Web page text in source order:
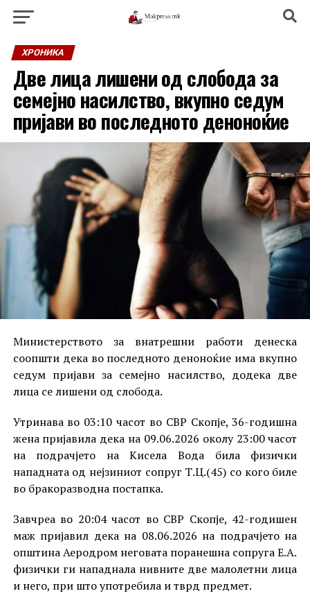
ХРОНИКА
Две лица лишени од слобода за
семејно насилство, вкупно седум
пријави во последното деноноќие
Министерството за внатрешни работи денеска
соопшти дека во последното деноноќие има вкупно
седум пријави за семејно насилство, додека две
лица се лишени од слобода.
Утринава во 03:10 часот во СВР Скопје, 36-годишна
жена пријавила дека на 09.06.2026 околу 23:00 часот
на подрачјето на Кисела Вода била физички
нападната од нејзиниот сопруг Т.Ц.(45) со кого биле
во бракоразводна постапка.
Завчреа во 20:04 часот во СВР Скопје, 42-годишен
маж пријавил дека на 08.06.2026 на подрачјето на
општина Аеродром неговата поранешна сопруга Е.А.
физички ги нападнала нивните две малолетни лица
и него, при што употребила и тврд предмет.